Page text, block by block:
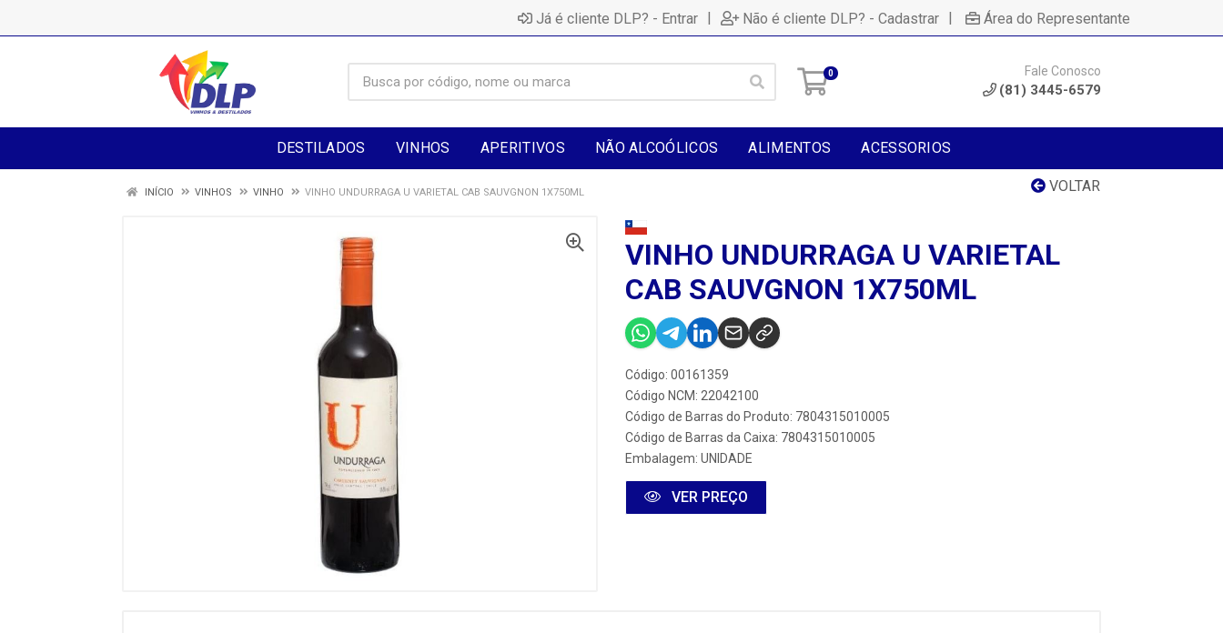
Já é cliente DLP? - Entrar | Não é cliente DLP? - Cadastrar | Área do Representante
0 Fale Conosco
(81) 3445-6579
DESTILADOS VINHOS APERITIVOS NÃO ALCOÓLICOS ALIMENTOS ACESSORIOS
VOLTAR
INÍCIO VINHOS VINHO VINHO UNDURRAGA U VARIETAL CAB SAUVGNON 1X750ML
VINHO UNDURRAGA U VARIETAL
CAB SAUVGNON 1X750ML
Código: 00161359
Código NCM: 22042100
Código de Barras do Produto: 7804315010005
Código de Barras da Caixa: 7804315010005
Embalagem: UNIDADE
VER PREÇO